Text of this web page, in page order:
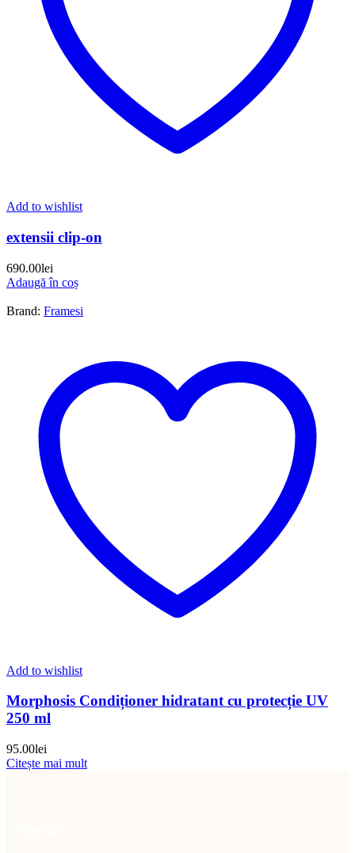
Add to wishlist
extensii clip-on
690.00lei
Adaugă în coș
Brand: Framesi
Add to wishlist
Morphosis Condiționer hidratant cu protecție UV
250 ml
95.00lei
Citește mai mult